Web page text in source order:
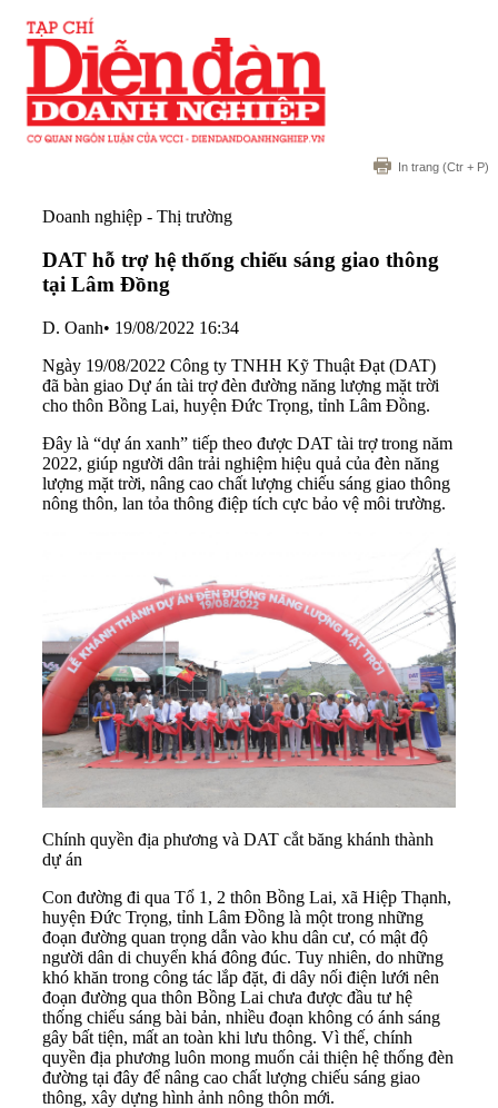
In trang (Ctr + P)
Doanh nghiệp - Thị trường
DAT hỗ trợ hệ thống chiếu sáng giao thông
tại Lâm Đồng
D. Oanh• 19/08/2022 16:34
Ngày 19/08/2022 Công ty TNHH Kỹ Thuật Đạt (DAT)
đã bàn giao Dự án tài trợ đèn đường năng lượng mặt trời
cho thôn Bồng Lai, huyện Đức Trọng, tỉnh Lâm Đồng.
Đây là “dự án xanh” tiếp theo được DAT tài trợ trong năm
2022, giúp người dân trải nghiệm hiệu quả của đèn năng
lượng mặt trời, nâng cao chất lượng chiếu sáng giao thông
nông thôn, lan tỏa thông điệp tích cực bảo vệ môi trường.
Chính quyền địa phương và DAT cắt băng khánh thành
dự án
Con đường đi qua Tổ 1, 2 thôn Bồng Lai, xã Hiệp Thạnh,
huyện Đức Trọng, tỉnh Lâm Đồng là một trong những
đoạn đường quan trọng dẫn vào khu dân cư, có mật độ
người dân di chuyển khá đông đúc. Tuy nhiên, do những
khó khăn trong công tác lắp đặt, đi dây nối điện lưới nên
đoạn đường qua thôn Bồng Lai chưa được đầu tư hệ
thống chiếu sáng bài bản, nhiều đoạn không có ánh sáng
gây bất tiện, mất an toàn khi lưu thông. Vì thế, chính
quyền địa phương luôn mong muốn cải thiện hệ thống đèn
đường tại đây để nâng cao chất lượng chiếu sáng giao
thông, xây dựng hình ảnh nông thôn mới.